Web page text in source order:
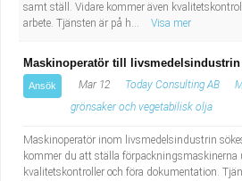
samt ställ. Vidare kommer även
arbete. Tjänsten är på h...
Visa mer
Maskinoperatör till livsmedelsindustrin
Ansök Mar 12 Today Consulting AB
grönsaker och vegetabilisk olja
Maskinoperatör inom livsmedelsindustrin
kommer du att ställa
kvalitetskontroller och föra dokumentation.